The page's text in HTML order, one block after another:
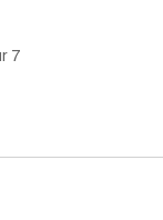
7